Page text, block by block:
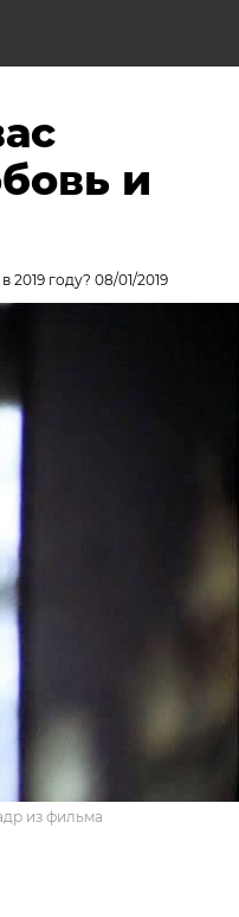
и
году? 08/01/2019
из фильма